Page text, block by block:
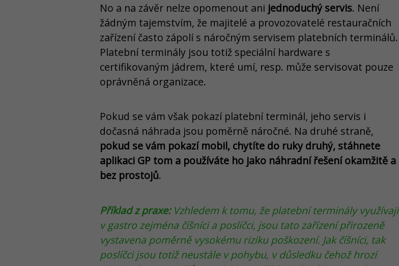
No a na závěr nelze opomenout ani jednoduchý servis. Není
žádným tajemstvím, že majitelé a provozovatelé restauračních
zařízení často zápolí s náročným servisem platebních terminálů.
Platební terminály jsou totiž speciální hardware s
certifikovaným jádrem, které umí, resp. může servisovat pouze
oprávněná organizace.
Pokud se vám však pokazí platební terminál, jeho servis i
dočasná náhrada jsou poměrně náročné. Na druhé straně,
pokud se vám pokazí mobil, chytíte do ruky druhý, stáhnete
aplikaci GP tom a používáte ho jako náhradní řešení okamžitě a
bez prostojů.
Příklad z praxe:Vzhledem k tomu, že platební terminály využívají
v gastro zejména číšníci a poslíčci, jsou tato zařízení přirozeně
vystavena poměrně vysokému riziku poškození. Jak číšníci, tak
poslíčci jsou totiž neustále v pohybu, v důsledku čehož hrozí